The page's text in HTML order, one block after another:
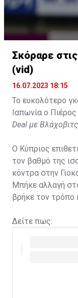
Σκόραρε
(vid)
16.07.2023 18:15
Το ευκολότερο
Ιαπωνία ο
Deal με
Ο Κύπριος
τον βαθμό της
κόντρα στην
Μπήκε αλλαγή
βρήκε τον τρόπο
Δείτε πως: